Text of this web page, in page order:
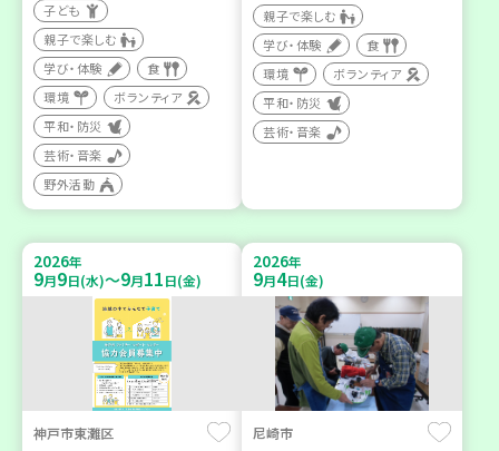
子ども
親子で楽しむ
学び・体験
食
環境
ボランティア
平和・防災
芸術・音楽
野外活動
親子で楽しむ
学び・体験
食
環境
ボランティア
平和・防災
芸術・音楽
2026年
9月9日(水)～9月11日(金)
神戸市東灘区
2026年
9月4日(金)
尼崎市